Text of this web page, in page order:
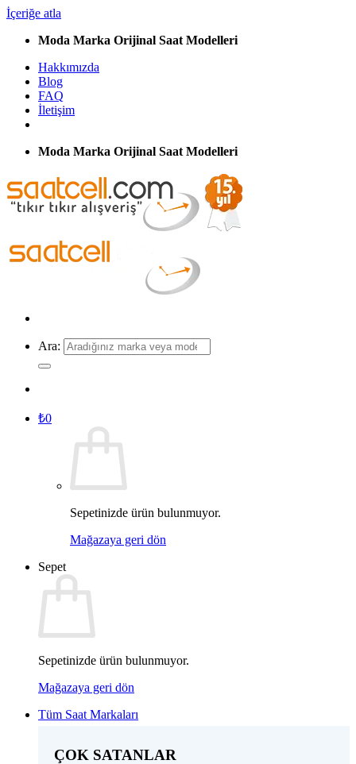
İçeriğe atla
Moda Marka Orijinal Saat Modelleri
Hakkımızda
Blog
FAQ
İletişim
Moda Marka Orijinal Saat Modelleri
Ara:
₺0
Sepetinizde ürün bulunmuyor.
Mağazaya geri dön
Sepet
Sepetinizde ürün bulunmuyor.
Mağazaya geri dön
Tüm Saat Markaları
ÇOK SATANLAR